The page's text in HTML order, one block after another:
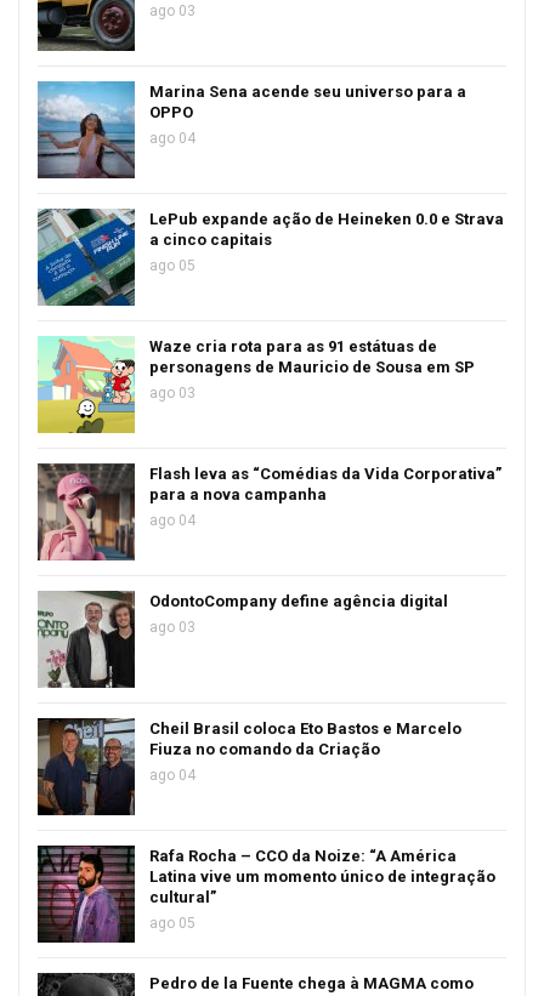
ago 03
Marina Sena acende seu universo para a
OPPO
ago 04
LePub expande ação de Heineken 0.0 e Strava
a cinco capitais
ago 05
Waze cria rota para as 91 estátuas de
personagens de Mauricio de Sousa em SP
ago 03
Flash leva as “Comédias da Vida Corporativa”
para a nova campanha
ago 04
OdontoCompany define agência digital
ago 03
Cheil Brasil coloca Eto Bastos e Marcelo
Fiuza no comando da Criação
ago 04
Rafa Rocha – CCO da Noize: “A América
Latina vive um momento único de integração
cultural”
ago 05
Pedro de la Fuente chega à MAGMA como